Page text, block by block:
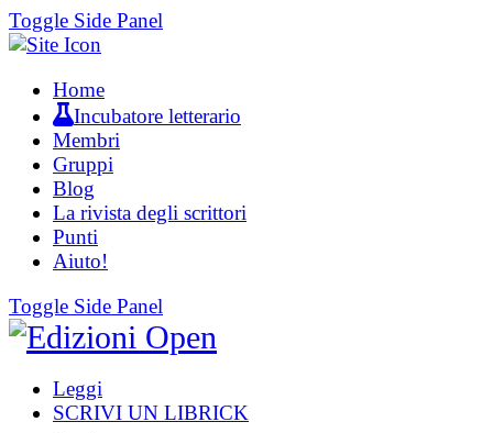
Toggle Side Panel
Home
Incubatore letterario
Membri
Gruppi
Blog
La rivista degli scrittori
Punti
Aiuto!
Toggle Side Panel
Leggi
SCRIVI UN LIBRICK